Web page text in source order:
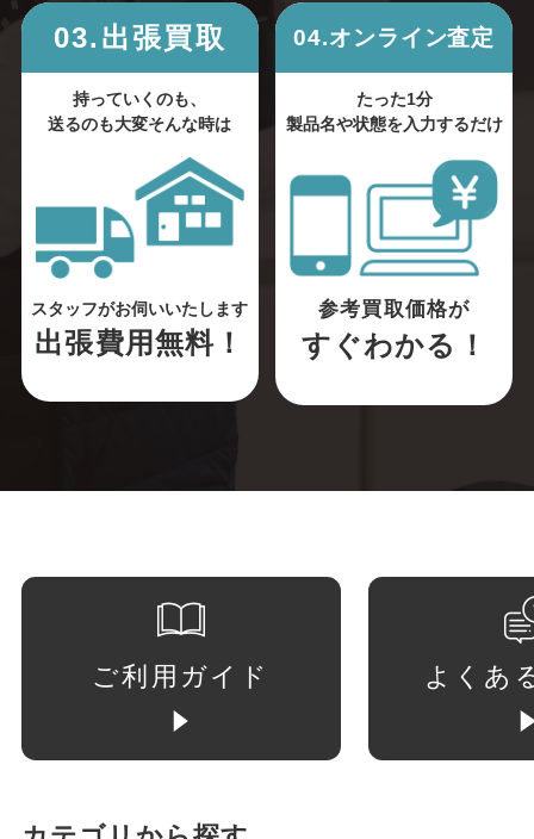
03.出張買取
持っていくのも、
送るのも大変そんな時は
スタッフがお伺いいたします
出張費用無料！
04.オンライン査定
たった1分
製品名や状態を入力するだけ
参考買取価格が
すぐわかる！
ご利用ガイド よくあ